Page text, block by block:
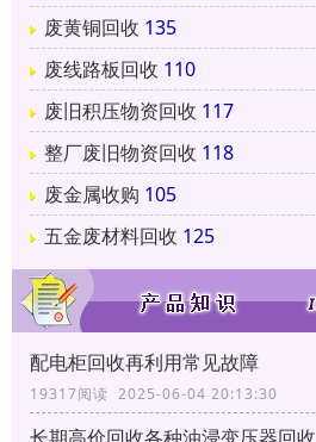
废黄铜回收 135
废线路板回收 110
废旧积压物资回收 117
整厂废旧物资回收 118
废金属收购 105
五金废材料回收 125
配电柜回收再利用常见故障
19317阅读 2025-06-04 20:13:30